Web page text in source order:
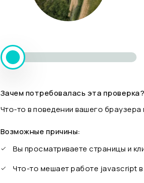
Зачем потребовалась эта проверка?
Что-то в поведении вашего
Возможные причины:
Вы просматриваете страницы и
Что-то мешает работе javascript